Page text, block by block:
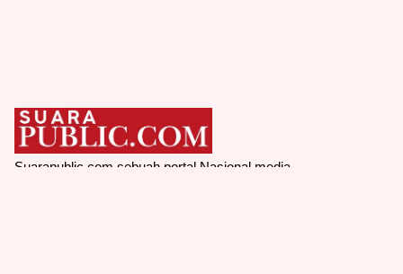
Suarapublic.com sebuah portal Nasional media